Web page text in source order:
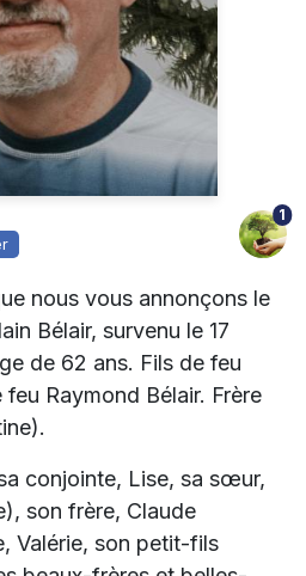
1
nous vous annonçons le
Bélair, survenu le 17
de 62 ans. Fils de feu
Raymond Bélair. Frère
conjointe, Lise, sa sœur,
son frère, Claude
Valérie, son petit-fils